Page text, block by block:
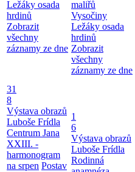
Ležáky osada
hrdinů
Zobrazit
všechny
záznamy ze dne
maliřů
Vysočiny
Ležáky osada
hrdinů
Zobrazit
všechny
záznamy ze dne
31
8
Výstava obrazů
Luboše Frídla
Centrum Jana
XXIII. -
harmonogram
na srpen Postav
1
6
Výstava obrazů
Luboše Frídla
Rodinná